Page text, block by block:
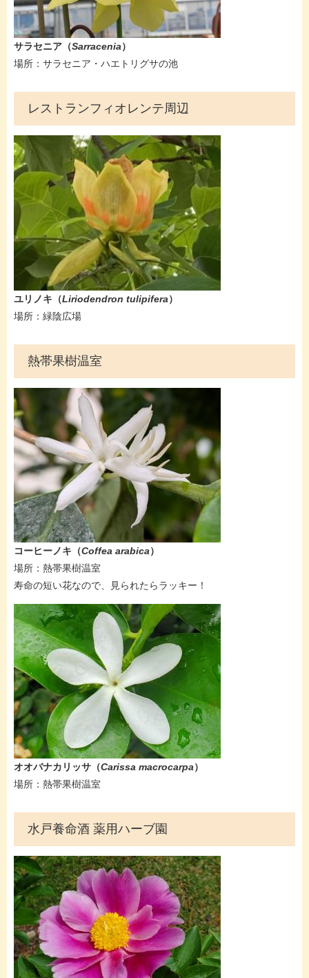
サラセニア（Sarracenia）
場所：サラセニア・ハエトリグサの池
レストランフィオレンテ周辺
ユリノキ（Liriodendron tulipifera​）
場所：緑陰広場
熱帯果樹温室
コーヒーノキ（Coffea arabica）
場所：熱帯果樹温室
寿命の短い花なので、見られたらラッキー！
オオバナカリッサ（Carissa macrocarpa）
場所：熱帯果樹温室
水戸養命酒 薬用ハーブ園